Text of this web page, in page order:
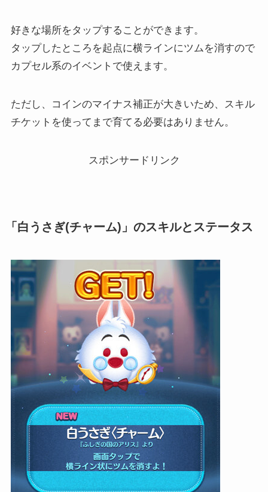
好きな場所をタップすることができます。
タップしたところを起点に横ラインにツムを消すので
カプセル系のイベントで使えます。
ただし、コインのマイナス補正が大きいため、スキル
チケットを使ってまで育てる必要はありません。
スポンサードリンク
「白うさぎ(チャーム)」のスキルとステータス